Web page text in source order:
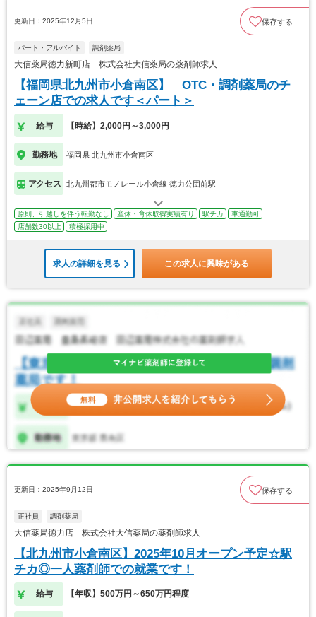
更新日：2025年12月5日 保存する
パート・アルバイト 調剤薬局
大信薬局徳力新町店 株式会社大信薬局の薬剤師求人
【福岡県北九州市小倉南区】 OTC・調剤薬局のチ
ェーン店での求人です＜パート＞
給与 【時給】2,000円～3,000円
勤務地 福岡県 北九州市小倉南区
アクセス 北九州都市モノレール小倉線 徳力公団前駅
原則、引越しを伴う転勤なし 産休・育休取得実績有り 駅チカ
車通勤可
店舗数30以上
積極採用中
求人の詳細を見る この求人に興味がある
更新日：2025年9月12日 保存する
正社員 調剤薬局
大信薬局徳力店 株式会社大信薬局の薬剤師求人
【北九州市小倉南区】2025年10月オープン予定☆駅
チカ◎一人薬剤師での就業です！
給与 【年収】500万円～650万円程度